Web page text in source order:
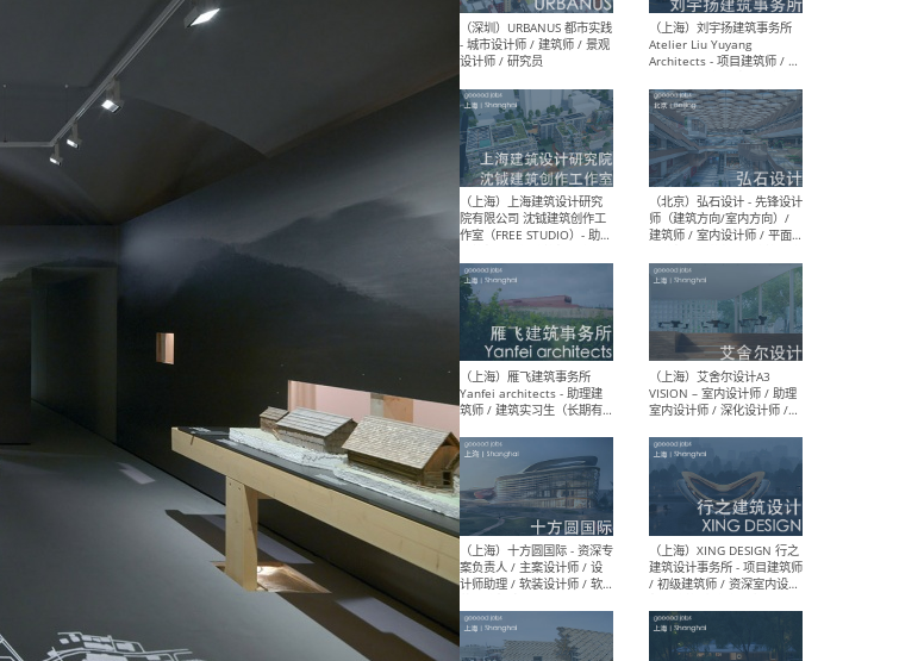
（深圳）TOMO東木筑造 -
室内设计师 / 资深深化设计
师 / AIGC内容编辑(室内设计
方向) / 照明设计师 / 软装设
计师
（北京）LOD朗奥建筑 - 资深
室内建筑师 / 产品研发及新
设计师 / 深化设计师 / 实习
（北京）SHUYAN design -
项目负责人Project Manager
/项目建筑师Project
Architect / 助理建筑师
Assistant Architect / 创始
人助理Founder's Assistant
/ 实习生Intern
（深圳）URBANUS 都市实践
- 城市设计师 / 建筑师 / 景观